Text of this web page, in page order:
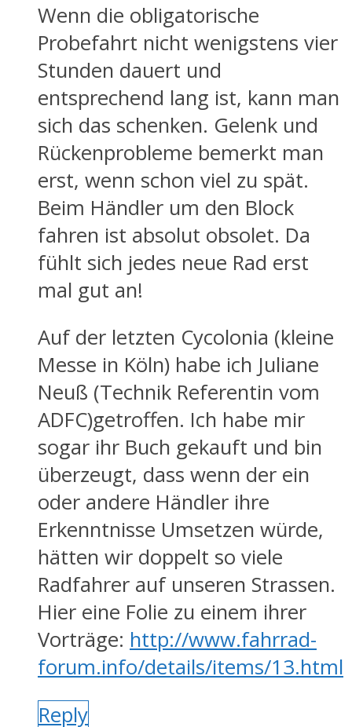
Wenn die obligatorische
Probefahrt nicht wenigstens vier
Stunden dauert und
entsprechend lang ist, kann man
sich das schenken. Gelenk und
Rückenprobleme bemerkt man
erst, wenn schon viel zu spät.
Beim Händler um den Block
fahren ist absolut obsolet. Da
fühlt sich jedes neue Rad erst
mal gut an!
Auf der letzten Cycolonia (kleine
Messe in Köln) habe ich Juliane
Neuß (Technik Referentin vom
ADFC)getroffen. Ich habe mir
sogar ihr Buch gekauft und bin
überzeugt, dass wenn der ein
oder andere Händler ihre
Erkenntnisse Umsetzen würde,
hätten wir doppelt so viele
Radfahrer auf unseren Strassen.
Hier eine Folie zu einem ihrer
Vorträge: http://www.fahrrad-
forum.info/details/items/13.html
Reply